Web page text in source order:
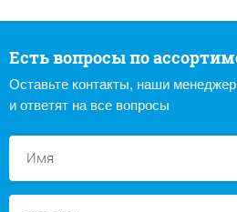
Есть вопросы по
Оставьте контакты, наши
и ответят на все вопросы